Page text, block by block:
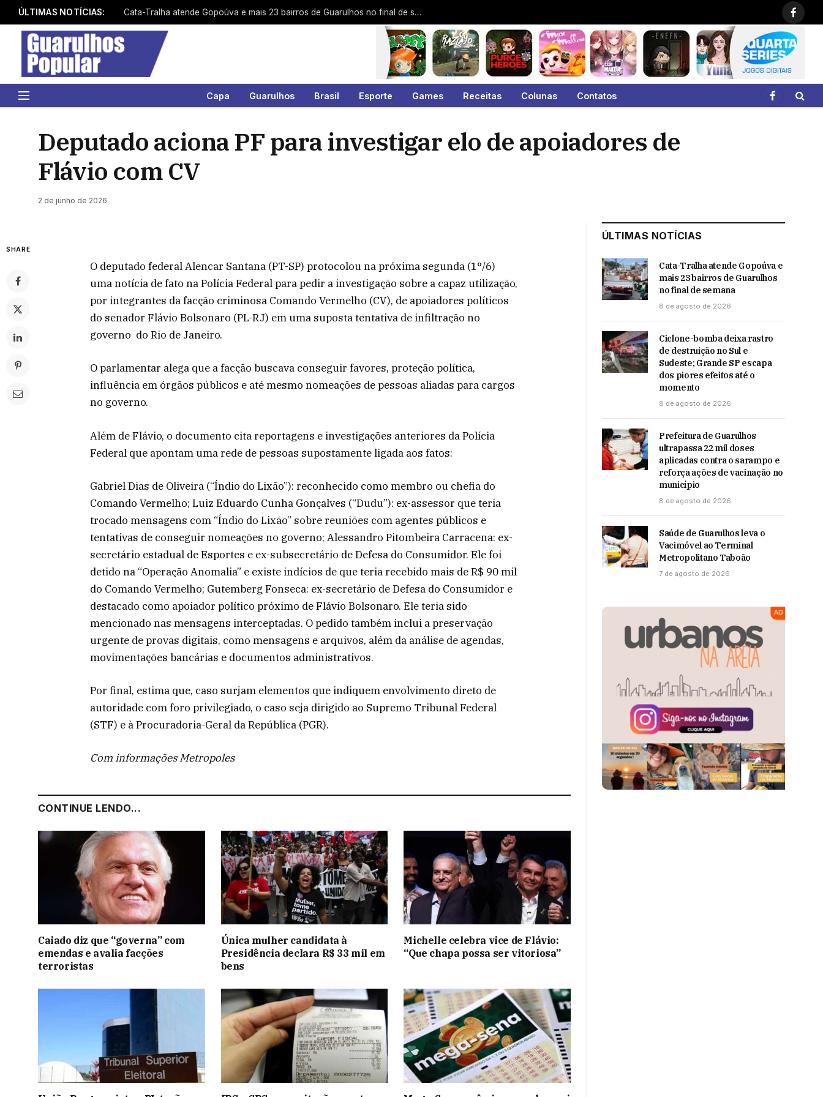
ÚLTIMAS NOTÍCIAS: Cata-Tralha atende Gopoúva e mais 23 bairros de Guarulhos no final de semana
Capa Guarulhos Brasil Esporte Games Receitas Colunas Contatos
Facebook
Deputado aciona PF para investigar elo de apoiadores de
Flávio com CV
2 de junho de 2026
SHARE
O deputado federal Alencar Santana (PT-SP) protocolou na próxima segunda (1°/6)
uma notícia de fato na Polícia Federal para pedir a investigação sobre a capaz utilização,
por integrantes da facção criminosa Comando Vermelho (CV), de apoiadores políticos
do senador Flávio Bolsonaro (PL-RJ) em uma suposta tentativa de infiltração no
governo do Rio de Janeiro.
O parlamentar alega que a facção buscava conseguir favores, proteção política,
influência em órgãos públicos e até mesmo nomeações de pessoas aliadas para cargos
no governo.
Além de Flávio, o documento cita reportagens e investigações anteriores da Polícia
Federal que apontam uma rede de pessoas supostamente ligada aos fatos:
Gabriel Dias de Oliveira (“Índio do Lixão”): reconhecido como membro ou chefia do
Comando Vermelho; Luiz Eduardo Cunha Gonçalves (“Dudu”): ex-assessor que teria
trocado mensagens com “Índio do Lixão” sobre reuniões com agentes públicos e
tentativas de conseguir nomeações no governo; Alessandro Pitombeira Carracena: ex-
secretário estadual de Esportes e ex-subsecretário de Defesa do Consumidor. Ele foi
detido na “Operação Anomalia” e existe indícios de que teria recebido mais de R$ 90 mil
do Comando Vermelho; Gutemberg Fonseca: ex-secretário de Defesa do Consumidor e
destacado como apoiador político próximo de Flávio Bolsonaro. Ele teria sido
mencionado nas mensagens interceptadas. O pedido também inclui a preservação
urgente de provas digitais, como mensagens e arquivos, além da análise de agendas,
movimentações bancárias e documentos administrativos.
Por final, estima que, caso surjam elementos que indiquem envolvimento direto de
autoridade com foro privilegiado, o caso seja dirigido ao Supremo Tribunal Federal
(STF) e à Procuradoria-Geral da República (PGR).
Com informações Metropoles
CONTINUE LENDO...
Caiado diz que “governa” com
emendas e avalia facções
terroristas
Única mulher candidata à
Presidência declara R$ 33 mil em
bens
Michelle celebra vice de Flávio:
“Que chapa possa ser vitoriosa”
ÚLTIMAS NOTÍCIAS
Cata-Tralha atende Gopoúva e
mais 23 bairros de Guarulhos
no final de semana
8 de agosto de 2026
Ciclone-bomba deixa rastro
de destruição no Sul e
Sudeste; Grande SP escapa
dos piores efeitos até o
momento
8 de agosto de 2026
Prefeitura de Guarulhos
ultrapassa 22 mil doses
aplicadas contra o sarampo e
reforça ações de vacinação no
município
8 de agosto de 2026
Saúde de Guarulhos leva o
Vacimóvel ao Terminal
Metropolitano Taboão
7 de agosto de 2026